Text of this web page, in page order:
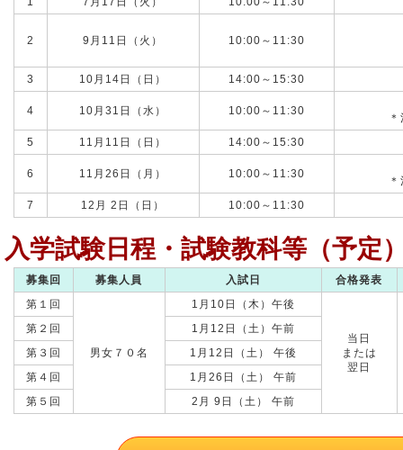
2 9月11日（火） 10:00～11:30
3 10月14日（日） 14:00～15:30
4 10月31日（水） 10:00～11:30
5
11月11日（日） 14:00～15:30
6 11月26日（月） 10:00～11:30
7
12月 2日（日） 10:00～11:30
入学試験日程・試験教科等（予定
募集回 募集人員 入試日
合格発表
第１回
男女７０名
1月10日（木）午後
当日
または
翌日
第２回
1月12日（土）午前
第３回
1月12日（土） 午後
第４回
1月26日（土） 午前
第５回
2月 9日（土） 午前